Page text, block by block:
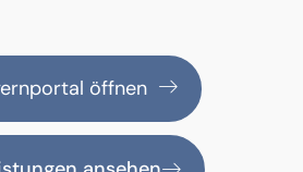
öffnen